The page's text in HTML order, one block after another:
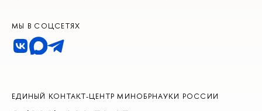
МЫ В СОЦСЕТЯХ
ЕДИНЫЙ КОНТАКТ-ЦЕНТР МИНОБРНАУКИ РОССИИ